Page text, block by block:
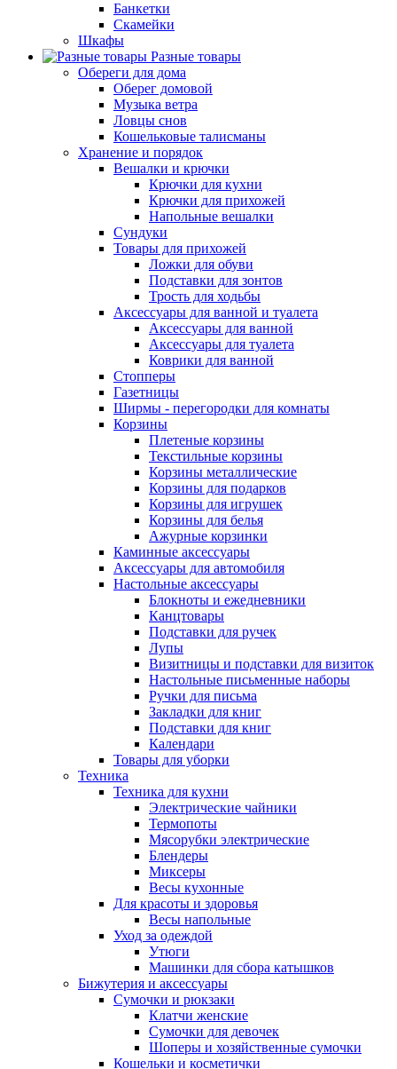
Банкетки
Скамейки
Шкафы
Разные товары
Обереги для дома
Оберег домовой
Музыка ветра
Ловцы снов
Кошельковые талисманы
Хранение и порядок
Вешалки и крючки
Крючки для кухни
Крючки для прихожей
Напольные вешалки
Сундуки
Товары для прихожей
Ложки для обуви
Подставки для зонтов
Трость для ходьбы
Аксессуары для ванной и туалета
Аксессуары для ванной
Аксессуары для туалета
Коврики для ванной
Стопперы
Газетницы
Ширмы - перегородки для комнаты
Корзины
Плетеные корзины
Текстильные корзины
Корзины металлические
Корзины для подарков
Корзины для игрушек
Корзины для белья
Ажурные корзинки
Каминные аксессуары
Аксессуары для автомобиля
Настольные аксессуары
Блокноты и ежедневники
Канцтовары
Подставки для ручек
Лупы
Визитницы и подставки для визиток
Настольные письменные наборы
Ручки для письма
Закладки для книг
Подставки для книг
Календари
Товары для уборки
Техника
Техника для кухни
Электрические чайники
Термопоты
Мясорубки электрические
Блендеры
Миксеры
Весы кухонные
Для красоты и здоровья
Весы напольные
Уход за одеждой
Утюги
Машинки для сбора катышков
Бижутерия и аксессуары
Сумочки и рюкзаки
Клатчи женские
Сумочки для девочек
Шоперы и хозяйственные сумочки
Кошельки и косметички